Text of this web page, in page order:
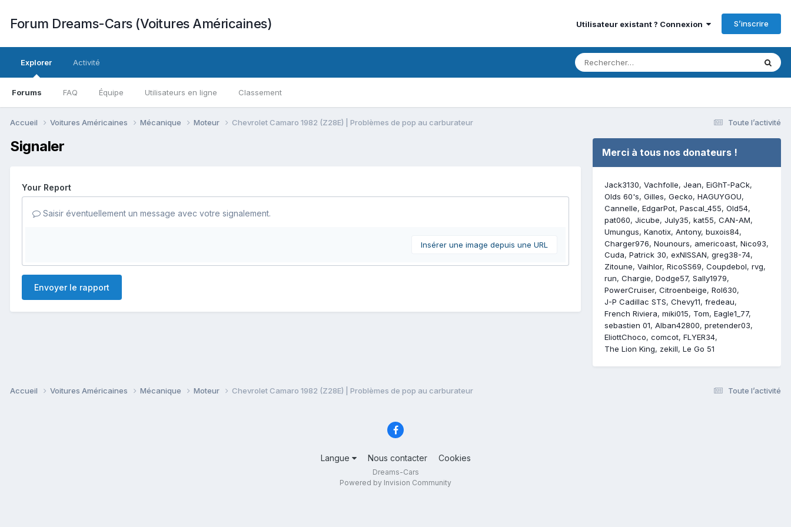
Forum Dreams-Cars (Voitures Américaines) Utilisateur existant ? Connexion S’inscrire
Explorer
Forums FAQ Équipe Utilisateurs en ligne Classement
Activité
Toute l’activité
Accueil Voitures Américaines Mécanique Moteur Chevrolet Camaro 1982 (Z28E) | Problèmes de pop au carburateur
Signaler
Your Report
Saisir éventuellement un message avec votre signalement.
Insérer une image depuis une URL
Envoyer le rapport
Merci à tous nos donateurs !
Jack3130 Vachfolle Jean EiGhT-PaCk
Olds 60's Gilles Gecko HAGUYGOU
Cannelle EdgarPot Pascal_455 Old54
pat060 Jicube July35 kat55 CAN-AM
Umungus Kanotix Antony buxois84
Charger976 Nounours americoast Nico93
Cuda Patrick 30 exNISSAN greg38-74
Zitoune Vaihlor RicoSS69 Coupdebol rvg
run Chargie Dodge57 Sally1979
PowerCruiser Citroenbeige Rol630
J-P Cadillac STS Chevy11 fredeau
French Riviera miki015 Tom Eagle1_77
sebastien 01 Alban42800 pretender03
EliottChoco comcot FLYER34
The Lion King
zekill Le Go 51
Toute l’activité
Accueil Voitures Américaines Mécanique Moteur Chevrolet Camaro 1982 (Z28E) | Problèmes de pop au carburateur
Langue Nous contacter Cookies
Dreams-Cars
Powered by Invision Community